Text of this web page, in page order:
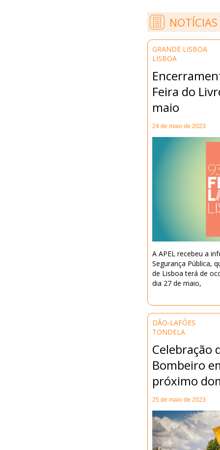
NOTÍCIAS
GRANDE LISBOA
LISBOA
Feira do
maio
24 de maio de 2023
A APEL recebeu a
Segurança Pública,
de Lisboa terá de
dia 27 de maio,
DÃO-LAFÕES
TONDELA
Celebração
Bombeiro
próximo
25 de maio de 2023